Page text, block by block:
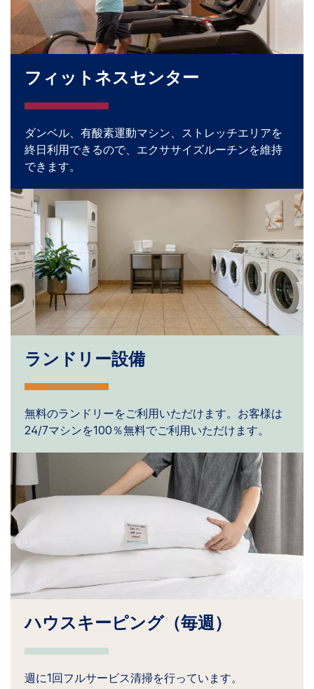
フィットネスセンター
ダンベル、有酸素運動マシン、ストレッチエリアを
終日利用できるので、エクササイズルーチンを維持
できます。
ランドリー設備
無料のランドリーをご利用いただけます。お客様は
24/7マシンを100％無料でご利用いただけます。
ハウスキーピング（毎週）
週に1回フルサービス清掃を行っています。